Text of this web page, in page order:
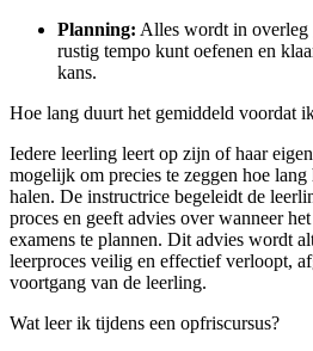
Planning: Alles wordt in overleg
rustig tempo kunt oefenen en
kans.
Hoe lang duurt het gemiddeld voordat
Iedere leerling leert op zijn of haar
mogelijk om precies te zeggen hoe
halen. De instructrice begeleidt de
proces en geeft advies over wanneer
examens te plannen. Dit advies wordt
leerproces veilig en effectief verloopt,
voortgang van de leerling.
Wat leer ik tijdens een opfriscursus?